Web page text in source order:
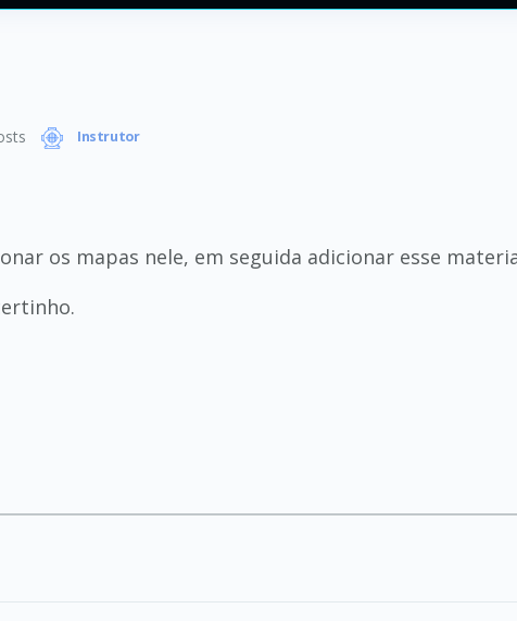
Instrutor
os mapas nele, em seguida adicionar esse